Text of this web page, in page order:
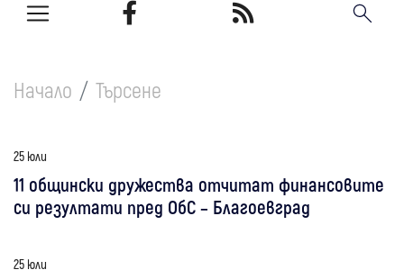
Начало Търсене
25 юли
11 общински дружества отчитат финансовите
си резултати пред ОбС – Благоевград
25 юли